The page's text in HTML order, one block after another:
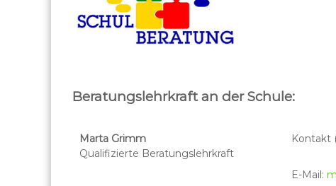
Beratungslehrkraft an der Schule:
Marta Grimm
Qualifizierte Beratungslehrkraft
Kontakt
E-Mail: